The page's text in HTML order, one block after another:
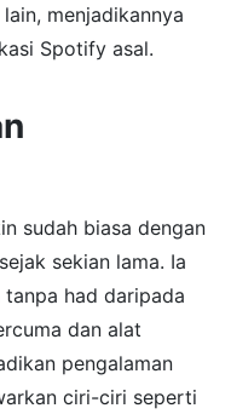
menjadikannya
Spotify asal.
sudah biasa dengan
sekian lama. Ia
had daripada
dan alat
pengalaman
ciri-ciri seperti